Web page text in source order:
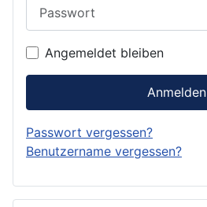
Angemeldet bleiben
Anmelden
Passwort vergessen?
Benutzername vergessen?